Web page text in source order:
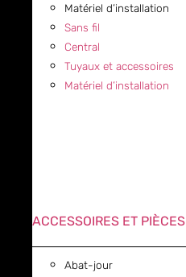
Matériel d’installation
Sans fil
Central
Tuyaux et accessoires
Matériel d’installation
ACCESSOIRES ET PIÈCES
Abat-jour